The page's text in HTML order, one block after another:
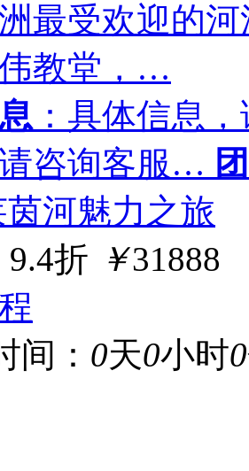
最受欢迎的
教堂，…
：具体信息
咨询客服…
茵河魅力之旅
9.4折 ￥31888
间： 0天0小时0